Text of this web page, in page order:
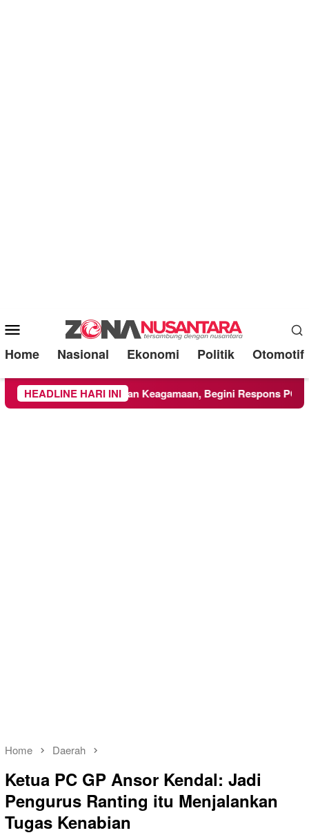
Mobile
Menu
Home Nasional Ekonomi Politik Otomotif
HEADLINE HARI INI
Ikuti Kegiatan Keagamaan, Begini Respons PCNU dan
Home Daerah
Ketua PC GP Ansor Kendal: Jadi
Pengurus Ranting itu Menjalankan
Tugas Kenabian